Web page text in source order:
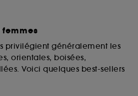
privilégient généralement les
orientales, boisées,
Voici quelques best-sellers